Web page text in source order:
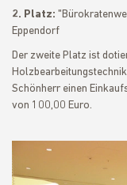
2. Platz:
Eppendorf
Der zweite Platz ist
Schönherr einen
von 100,00 Euro.